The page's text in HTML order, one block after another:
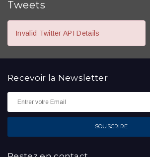
Tweets
Invalid Twitter API Details
Recevoir la Newsletter
SOUSCRIRE